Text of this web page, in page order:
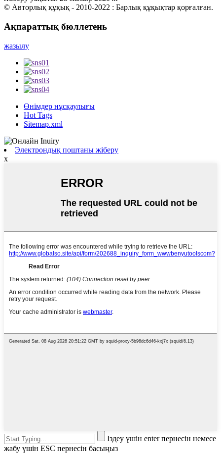
© Авторлық құқық - 2010-2022 : Барлық құқықтар қорғалған.
Ақпараттық бюллетень
жазылу
Өнімдер нұсқаулығы
Hot Tags
Sitemap.xml
Электрондық поштаны жіберу
x
Іздеу үшін enter пернесін немесе
жабу үшін ESC пернесін басыңыз